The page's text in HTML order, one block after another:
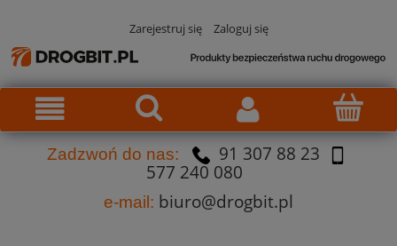
Zarejestruj się Zaloguj się
Zadzwoń do nas:
91 307 88 23
577 240 080
e-mail: biuro@drogbit.pl